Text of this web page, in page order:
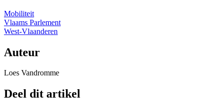
Mobiliteit
Vlaams Parlement
West-Vlaanderen
Auteur
Loes Vandromme
Deel dit artikel